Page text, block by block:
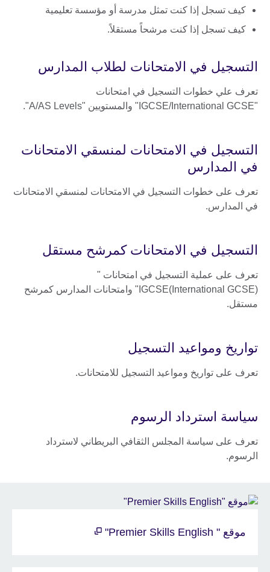
كيف تسجل إذا كنت تمثل مدرسة أو مؤسسة تعليمية
كيف تسجل إذا كنت مرشحاً مستقلاً.
التسجيل في الامتحانات لطلاب المدارس
تعرف علي خطوات التسجيل في امتحانات
"IGCSE/International GCSE" والمستويين "A/AS Levels".
التسجيل في الامتحانات لمنسقي الامتحانات
في المدارس
تعرف على خطوات التسجيل في الامتحانات لمنسقي الامتحانات
في المدارس.
التسجيل في الامتحانات كمرشح مستقل
تعرف على عملية التسجيل في امتحانات "
(IGCSE(International GCSE" وامتحانات المدارس كمرشح
مستقل.
تواريخ ومواعيد التسجيل
تعرف على تواريخ ومواعيد التسجيل للامتحانات.
سياسة استرداد الرسوم
تعرف على سياسة المجلس الثقافي البريطاني لاسترداد
الرسوم.
موقع " Premier Skills English"